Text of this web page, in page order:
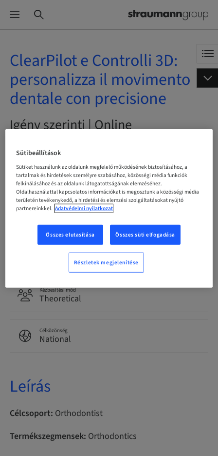
ClearPilot e Controlli 3D:
personalizza il movimento
dentale con precisione
Igény szerinti | Online
Státusz
bookable
Nyelv
100.00 Pontok
Kézbesítési mód
Theoretical
Célközönség
National
Leírás
Célcsoport: Orthodontist
Termékszegmensek: Orthodontics
Sütibeállítások
Sütiket használunk az oldalunk megfelelő működésének biztosításához, a
tartalmak és hirdetések személyre szabásához, közösségi média funkciók
felkínálásához és az oldalunk látogatottságának elemzéséhez.
Oldalhasználattal kapcsolatos információkat is megosztunk a közösségi média
területén tevékenykedő, a hirdetési és elemzési szolgáltatásokat nyújtó
partnereinkkel. Adatvédelmi nyilatkozat
Összes elutasítása Összes süti elfogadása
Részletek megjelenítése